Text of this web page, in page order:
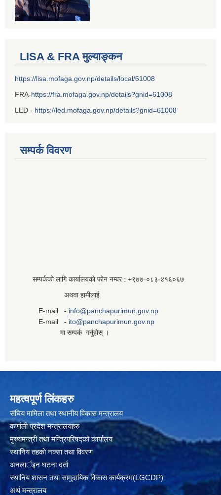
LISA & FRA मुल्याङ्कन
https://lisa.mofaga.gov.np/details/local/61008
FRA-https://fra.mofaga.gov.np/details?gnid=61008
LED - https://led.mofaga.gov.np/details?gnid=61008
सम्पर्क विवरण
सम्पर्कको लागि कार्यालयको फोन नम्बर : +९७७-०८३‍-४१६०६७
अथवा हामीलाई
E-mail - info@panchapurimun.gov.np
E-mail - ito@panchapurimun.gov.np
मा सम्पर्क गर्नुहोस् ।
महत्वपूर्ण लिंकहरु
संघिय मामिला तथा स्थानीय विकास मन्त्रालय
कर्णाली प्रदेश मन्त्रालयहरु
मुख्यमन्त्री तथा मन्त्रिपरिषद्को कार्यालय
स्थानिय तहकाे नक्सा तथा विवरण
अनलार्इन घटना दर्ता
स्थानिय शासन तथा सामुदायिक विकास कार्यक्रम(LGCDP)
अर्थ मन्त्रालय